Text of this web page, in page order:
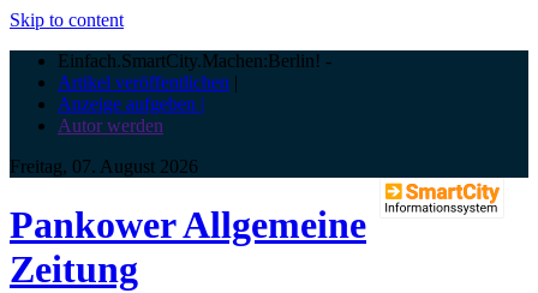
Skip to content
Einfach.SmartCity.Machen:Berlin! -
Artikel veröffentlichen |
Anzeige aufgeben |
Autor werden
Freitag, 07. August 2026
Pankower Allgemeine
Zeitung